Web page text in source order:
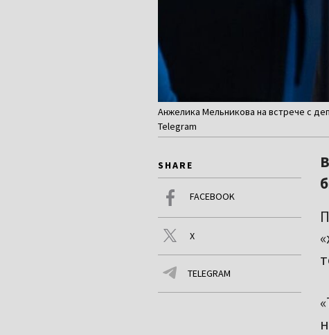
Анжелика Мельникова на встрече с
Telegram
SHARE
FACEBOOK
X
TELEGRAM